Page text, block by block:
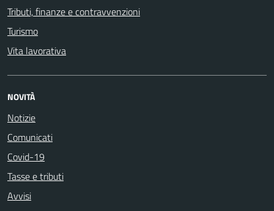
Tributi, finanze e contravvenzioni
Turismo
Vita lavorativa
NOVITÀ
Notizie
Comunicati
Covid-19
Tasse e tributi
Avvisi